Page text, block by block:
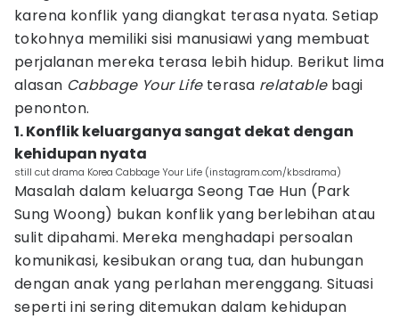
karena konflik yang diangkat terasa nyata. Setiap
tokohnya memiliki sisi manusiawi yang membuat
perjalanan mereka terasa lebih hidup. Berikut lima
alasan Cabbage Your Lifeterasa relatablebagi
penonton.
1. Konflik keluarganya sangat dekat dengan
kehidupan nyata
still cut drama Korea Cabbage Your Life (instagram.com/kbsdrama)
Masalah dalam keluarga Seong Tae Hun (Park
Sung Woong) bukan konflik yang berlebihan atau
sulit dipahami. Mereka menghadapi persoalan
komunikasi, kesibukan orang tua, dan hubungan
dengan anak yang perlahan merenggang. Situasi
seperti ini sering ditemukan dalam kehidupan